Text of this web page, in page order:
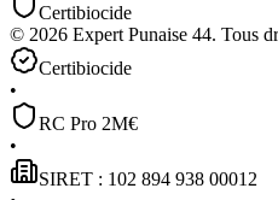
Certibiocide
© 2026 Expert Punaise 44. Tous
Certibiocide
•
RC Pro 2M€
•
SIRET : 102 894 938 00012